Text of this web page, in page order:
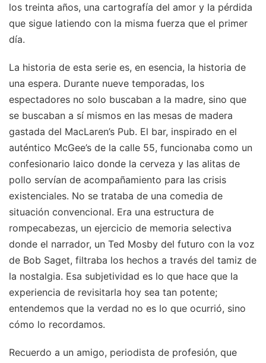
los treinta años, una cartografía del amor y la pérdida
que sigue latiendo con la misma fuerza que el primer
día.
La historia de esta serie es, en esencia, la historia de
una espera. Durante nueve temporadas, los
espectadores no solo buscaban a la madre, sino que
se buscaban a sí mismos en las mesas de madera
gastada del MacLaren’s Pub. El bar, inspirado en el
auténtico McGee’s de la calle 55, funcionaba como un
confesionario laico donde la cerveza y las alitas de
pollo servían de acompañamiento para las crisis
existenciales. No se trataba de una comedia de
situación convencional. Era una estructura de
rompecabezas, un ejercicio de memoria selectiva
donde el narrador, un Ted Mosby del futuro con la voz
de Bob Saget, filtraba los hechos a través del tamiz de
la nostalgia. Esa subjetividad es lo que hace que la
experiencia de revisitarla hoy sea tan potente;
entendemos que la verdad no es lo que ocurrió, sino
cómo lo recordamos.
Recuerdo a un amigo, periodista de profesión, que